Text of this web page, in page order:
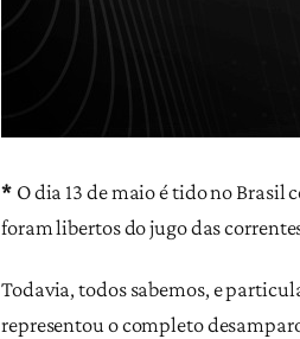
* O dia 13 de maio é tido no Brasil
foram libertos do jugo das
Todavia, todos sabemos, e
representou o completo